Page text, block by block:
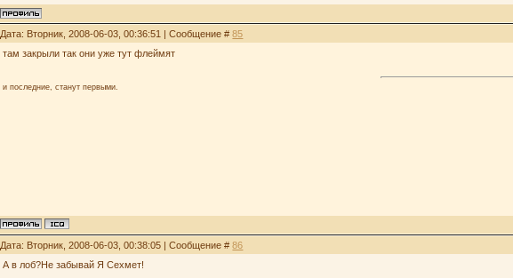
Дата: Вторник, 2008-06-03, 00:36:51 | Сообщение #85
там закрыли так они уже тут флеймят
и последние, станут первыми.
Дата: Вторник, 2008-06-03, 00:38:05 | Сообщение #86
А в лоб?Не забывай Я Сехмет!